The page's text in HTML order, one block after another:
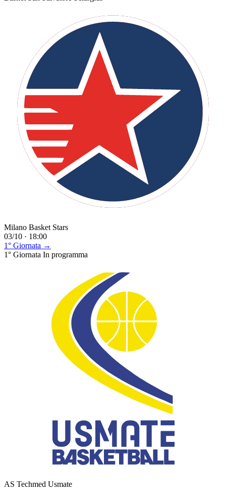
Milano Basket Stars
03/10 · 18:00
1° Giornata →
1° Giornata In programma
AS Techmed Usmate